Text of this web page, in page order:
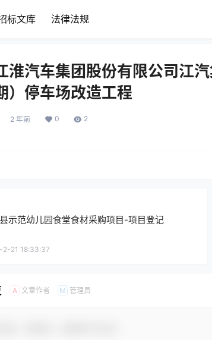
标文库 法律法规
淮汽车集团股份有限公司江
）停车场改造工程
2 年前 0 2
示范幼儿园食堂食材采购项目-项目登记
2-21 18:33:37
A 文章作者 M 管理员